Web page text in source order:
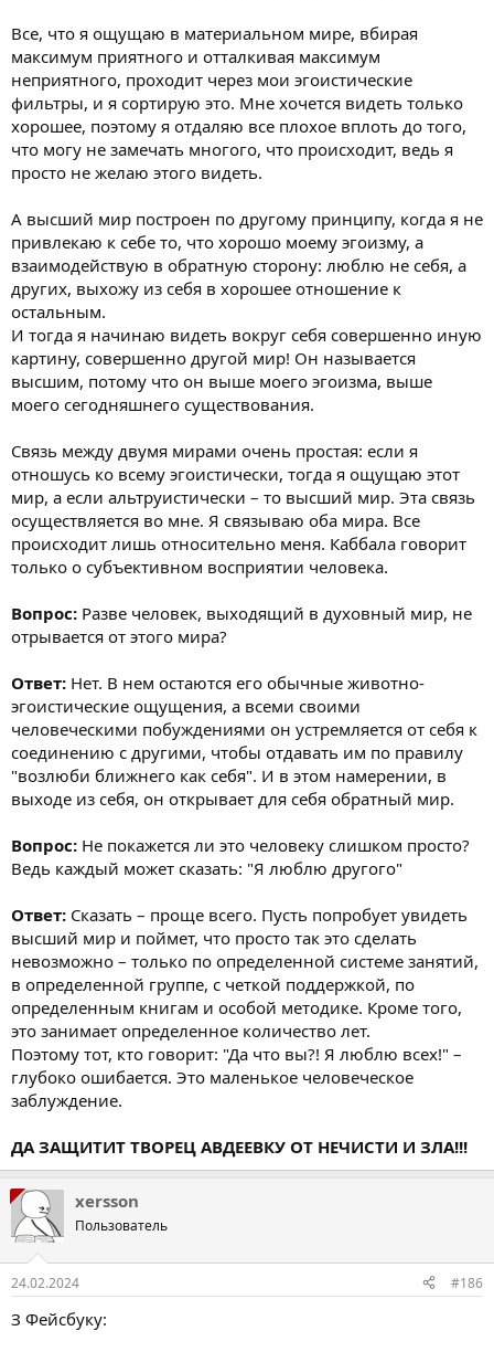
Все, что я ощущаю в материальном мире, вбирая
максимум приятного и отталкивая максимум
неприятного, проходит через мои эгоистические
фильтры, и я сортирую это. Мне хочется видеть только
хорошее, поэтому я отдаляю все плохое вплоть до того,
что могу не замечать многого, что происходит, ведь я
просто не желаю этого видеть.
А высший мир построен по другому принципу, когда я не
привлекаю к себе то, что хорошо моему эгоизму, а
взаимодействую в обратную сторону: люблю не себя, а
других, выхожу из себя в хорошее отношение к
остальным.
И тогда я начинаю видеть вокруг себя совершенно иную
картину, совершенно другой мир! Он называется
высшим, потому что он выше моего эгоизма, выше
моего сегодняшнего существования.
Связь между двумя мирами очень простая: если я
отношусь ко всему эгоистически, тогда я ощущаю этот
мир, а если альтруистически – то высший мир. Эта связь
осуществляется во мне. Я связываю оба мира. Все
происходит лишь относительно меня. Каббала говорит
только о субъективном восприятии человека.
Вопрос: Разве человек, выходящий в духовный мир, не
отрывается от этого мира?
Ответ: Нет. В нем остаются его обычные животно-
эгоистические ощущения, а всеми своими
человеческими побуждениями он устремляется от себя к
соединению с другими, чтобы отдавать им по правилу
"возлюби ближнего как себя". И в этом намерении, в
выходе из себя, он открывает для себя обратный мир.
Вопрос: Не покажется ли это человеку слишком просто?
Ведь каждый может сказать: "Я люблю другого"
Ответ: Сказать – проще всего. Пусть попробует увидеть
высший мир и поймет, что просто так это сделать
невозможно – только по определенной системе занятий,
в определенной группе, с четкой поддержкой, по
определенным книгам и особой методике. Кроме того,
это занимает определенное количество лет.
Поэтому тот, кто говорит: "Да что вы?! Я люблю всех!" –
глубоко ошибается. Это маленькое человеческое
заблуждение.
ДА ЗАЩИТИТ ТВОРЕЦ АВДЕЕВКУ ОТ НЕЧИСТИ И ЗЛА!!!
xersson
Пользователь
24.02.2024 #186
З Фейсбуку: